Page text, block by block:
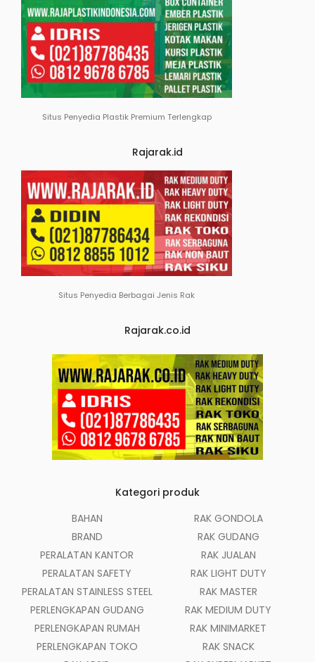
Situs Penyedia Plastik Premium Terlengkap
Rajarak.id
Situs Penyedia Berbagai Jenis Rak
Rajarak.co.id
Kategori produk
BAHAN
BRAND
PERALATAN KANTOR
PERALATAN SAFETY
PERALATAN STAINLESS STEEL
PERLENGKAPAN GUDANG
PERLENGKAPAN RUMAH
PERLENGKAPAN TOKO
RAK GONDOLA
RAK GUDANG
RAK JUALAN
RAK LIGHT DUTY
RAK MASTER
RAK MEDIUM DUTY
RAK MINIMARKET
RAK SNACK